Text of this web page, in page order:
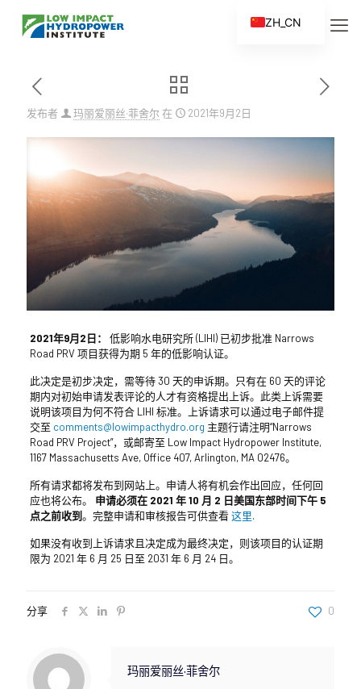
发布者 玛丽爱丽丝·菲舍尔 在 2021年9月2日
2021年9月2日：
低影响水电研究所 (LIHI) 已初步批准 Narrows
Road PRV 项目获得为期 5 年的低影响认证。
此决定是初步决定，需等待 30 天的申诉期。只有在 60 天的评论
期内对初始申请发表评论的人才有资格提出上诉。此类上诉需要
说明该项目为何不符合 LIHI 标准。上诉请求可以通过电子邮件提
交至 comments@lowimpacthydro.org 主题行请注明“Narrows
Road PRV Project”，或邮寄至 Low Impact Hydropower Institute,
1167 Massachusetts Ave, Office 407, Arlington, MA 02476。
所有请求都将发布到网站上。申请人将有机会作出回应，任何回
应也将公布。 申请必须在 2021 年 10 月 2 日美国东部时间下午 5
点之前收到。完整申请和审核报告可供查看这里.
如果没有收到上诉请求且决定成为最终决定，则该项目的认证期
限为 2021 年 6 月 25 日至 2031 年 6 月 24 日。
分享 0
玛丽爱丽丝·菲舍尔
ZH_CN